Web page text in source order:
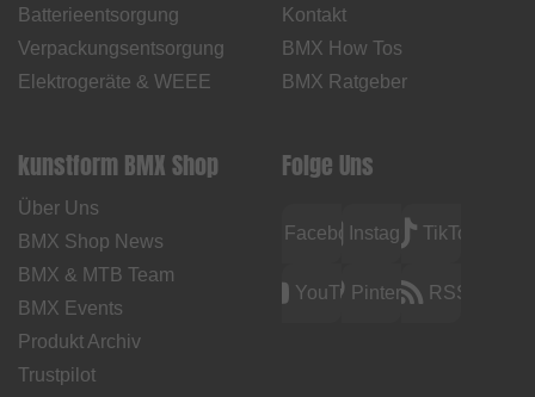
Batterieentsorgung
Verpackungsentsorgung
Elektrogeräte & WEEE
Kontakt
BMX How Tos
BMX Ratgeber
kunstform BMX Shop
Über Uns
BMX Shop News
BMX & MTB Team
BMX Events
Produkt Archiv
Trustpilot
Folge Uns
FacebookInstagramTikTok
YouTubePinterest RSS